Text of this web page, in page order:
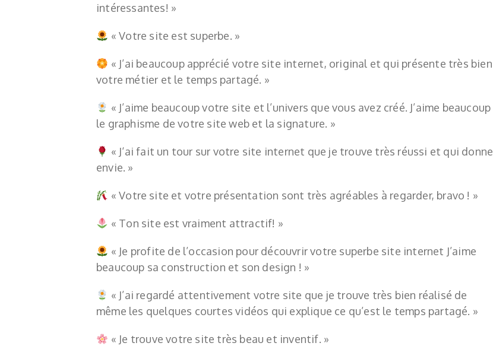
intéressantes! »
«Votre site est superbe. »
« J’ai beaucoup apprécié votre site internet, original et qui présente très bien
votre métier et le temps partagé. »
« J’aime beaucoup votre site et l’univers que vous avez créé. J’aime beaucoup
le graphisme de votre site web et la signature. »
« J‘ai fait un tour sur votre site internet que je trouve très réussi et qui donne
envie. »
« Votre site et votre présentation sont très agréables à regarder, bravo ! »
« Ton site est vraiment attractif! »
« Je profite de l’occasion pour découvrir votre superbe site internet J’aime
beaucoup sa construction et son design ! »
« J’ai regardé attentivement votre site que je trouve très bien réalisé de
même les quelques courtes vidéos qui explique ce qu’est le temps partagé. »
« Je trouve votre site très beau et inventif. »